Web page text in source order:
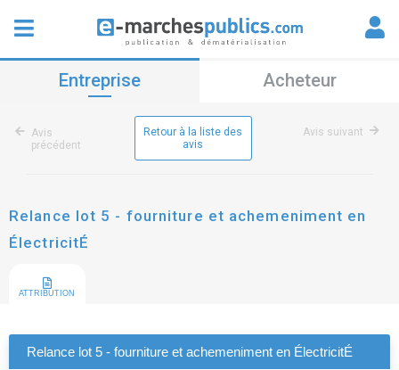
Entreprise Acheteur
Avis
précédent
Retour à la liste des
avis
Avis suivant
Relance lot 5 - fourniture et achemeniment en
ÉlectricitÉ
ATTRIBUTION
Relance lot 5 - fourniture et achemeniment en ÉlectricitÉ